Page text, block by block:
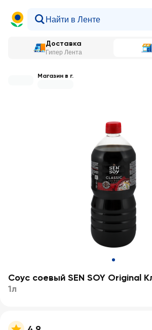
Доставка
Гипер Лента
Магазин в г.
Соус соевый SEN SOY Original
1л